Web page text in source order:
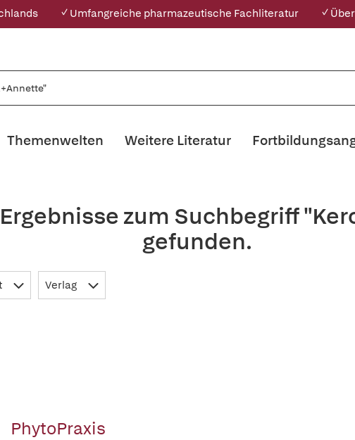
✓ Umfangreiche pharmazeutische Fachliteratur ✓
Themenwelten Weitere Literatur
zum Suchbegriff
gefunden.
Verlag
PhytoPraxis